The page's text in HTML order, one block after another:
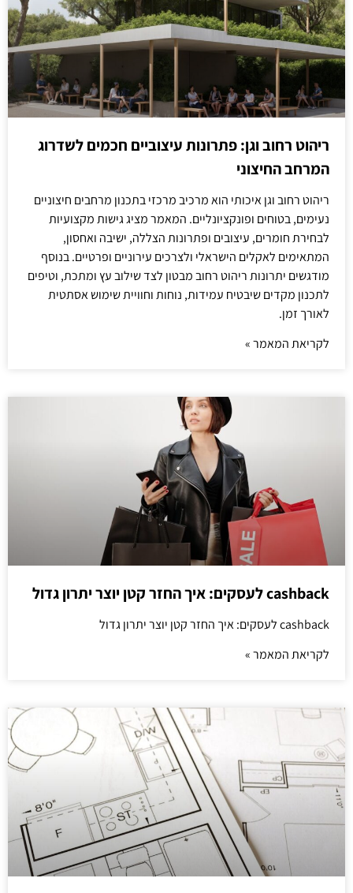
ריהוט רחוב וגן: פתרונות עיצוביים חכמים לשדרוג
המרחב החיצוני
ריהוט רחוב וגן איכותי הוא מרכיב מרכזי בתכנון מרחבים חיצוניים
נעימים, בטוחים ופונקציונליים. המאמר מציג גישות מקצועיות
לבחירת חומרים, עיצובים ופתרונות הצללה, ישיבה ואחסון,
המתאימים לאקלים הישראלי ולצרכים עירוניים ופרטיים. בנוסף
מודגשים יתרונות ריהוט רחוב מבטון לצד שילוב עץ ומתכת, וטיפים
לתכנון מקדים שיבטיח עמידות, נוחות וחוויית שימוש אסתטית
לאורך זמן.
לקריאת המאמר »
cashback לעסקים: איך החזר קטן יוצר יתרון גדול
cashback לעסקים: איך החזר קטן יוצר יתרון גדול
לקריאת המאמר »